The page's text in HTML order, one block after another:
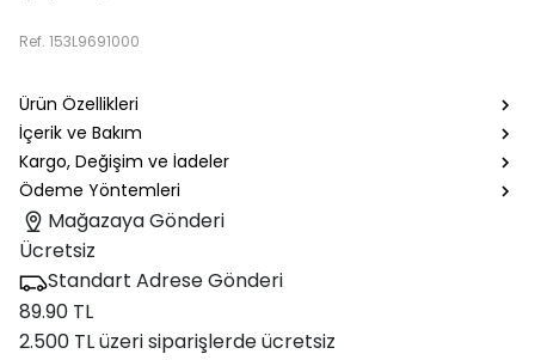
Ref. 153L9691000
Ürün Özellikleri
İçerik ve Bakım
Kargo, Değişim ve İadeler
Ödeme Yöntemleri
Mağazaya Gönderi
Ücretsiz
Standart Adrese Gönderi
89.90 TL
2.500 TL üzeri siparişlerde ücretsiz